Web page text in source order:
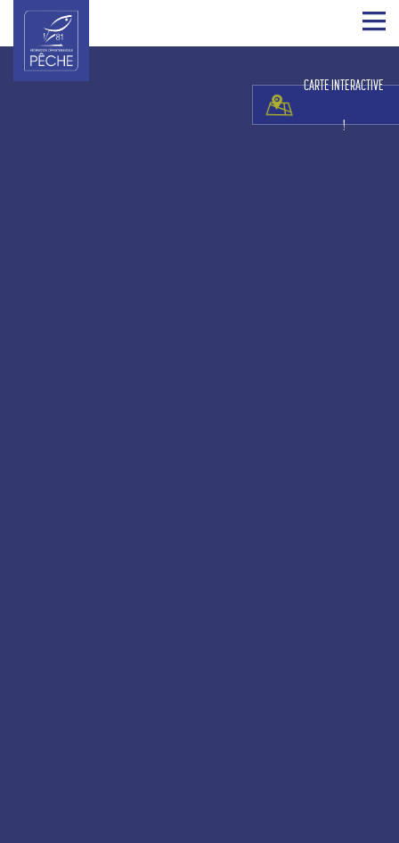
CARTE INTERACTIVE
!